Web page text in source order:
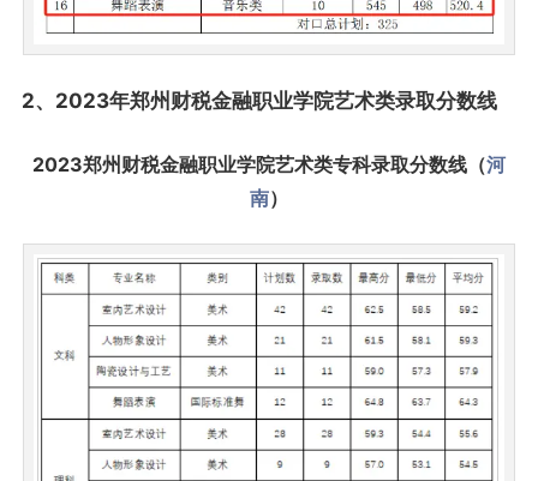
2、2023年郑州财税金融职业学院艺术类录取分数线
2023郑州财税金融职业学院艺术类专科录取分数线（河
南）